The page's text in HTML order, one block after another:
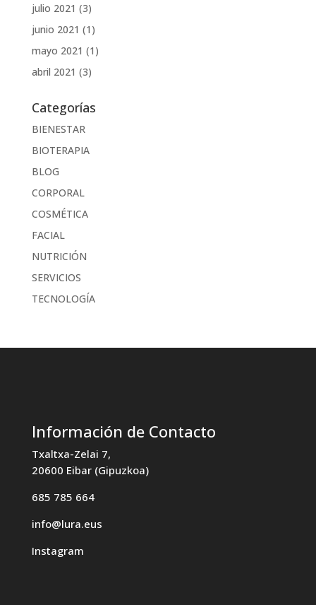
julio 2021 (3)
junio 2021 (1)
mayo 2021 (1)
abril 2021 (3)
Categorías
BIENESTAR
BIOTERAPIA
BLOG
CORPORAL
COSMÉTICA
FACIAL
NUTRICIÓN
SERVICIOS
TECNOLOGÍA
Información de Contacto
Txaltxa-Zelai 7,
20600 Eibar (Gipuzkoa)
685 785 664
info@lura.eus
Instagram